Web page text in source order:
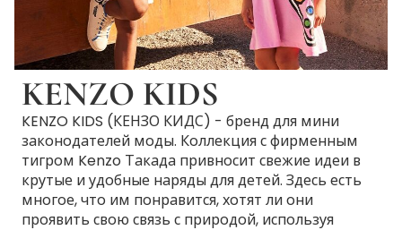
KENZO KIDS
KENZO KIDS (КЕНЗО КИДС) - бренд для мини
законодателей моды. Коллекция с фирменным
тигром Kenzo Такада привносит свежие идеи в
крутые и удобные наряды для детей. Здесь есть
многое, что им понравится, хотят ли они
проявить свою связь с природой, используя